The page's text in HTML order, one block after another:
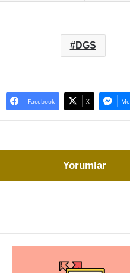
DGS
Facebook X
Yorumlar